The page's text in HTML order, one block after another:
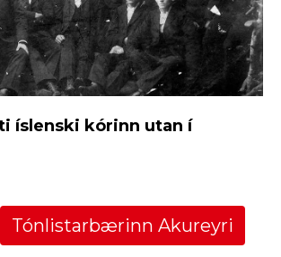
íslenski kórinn utan í
Tónlistarbærinn Akureyri